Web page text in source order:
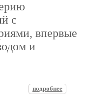
с
впервые
и
подробнее